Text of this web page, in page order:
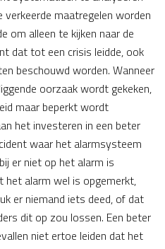
maatregelen worden
om alleen te kijken naar de
dat tot een crisis leidde, ook
beschouwd worden. Wanneer
oorzaak wordt gekeken,
maar beperkt wordt
het investeren in een beter
waar het alarmsysteem
er niet op het alarm is
het alarm wel is opgemerkt,
er niemand iets deed, of dat
dit op zou lossen. Een beter
niet ertoe leiden dat het